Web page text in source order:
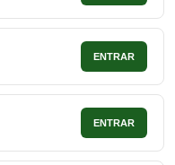
ENTRAR
ENTRAR